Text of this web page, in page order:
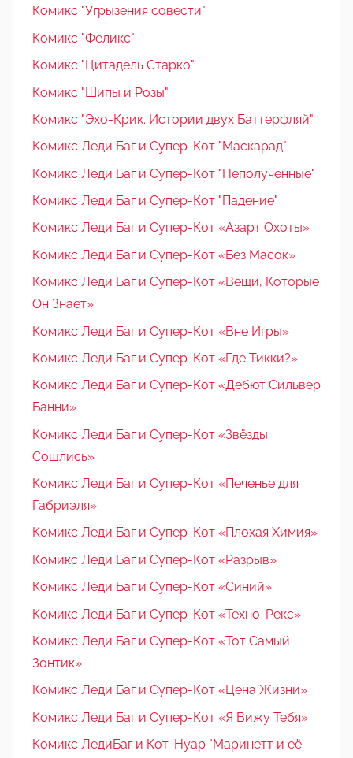
Комикс "Угрызения совести"
Комикс "Феликс"
Комикс "Цитадель Старко"
Комикс "Шипы и Розы"
Комикс "Эхо-Крик. Истории двух Баттерфляй"
Комикс Леди Баг и Супер-Кот "Маскарад"
Комикс Леди Баг и Супер-Кот "Неполученные"
Комикс Леди Баг и Супер-Кот "Падение"
Комикс Леди Баг и Супер-Кот «Азарт Охоты»
Комикс Леди Баг и Супер-Кот «Без Масок»
Комикс Леди Баг и Супер-Кот «Вещи, Которые
Он Знает»
Комикс Леди Баг и Супер-Кот «Вне Игры»
Комикс Леди Баг и Супер-Кот «Где Тикки?»
Комикс Леди Баг и Супер-Кот «Дебют Сильвер
Банни»
Комикс Леди Баг и Супер-Кот «Звёзды
Сошлись»
Комикс Леди Баг и Супер-Кот «Печенье для
Габриэля»
Комикс Леди Баг и Супер-Кот «Плохая Химия»
Комикс Леди Баг и Супер-Кот «Разрыв»
Комикс Леди Баг и Супер-Кот «Синий»
Комикс Леди Баг и Супер-Кот «Техно-Рекс»
Комикс Леди Баг и Супер-Кот «Тот Самый
Зонтик»
Комикс Леди Баг и Супер-Кот «Цена Жизни»
Комикс Леди Баг и Супер-Кот «Я Вижу Тебя»
Комикс ЛедиБаг и Кот-Нуар "Маринетт и её